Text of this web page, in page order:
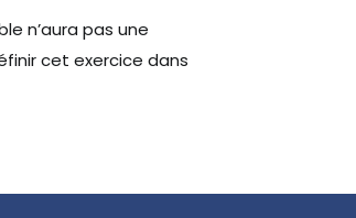
n’aura pas une
cet exercice dans